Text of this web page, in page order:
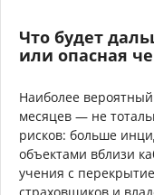
Что будет
или опасная
Наиболее
месяцев — не
рисков: больше
объектами вблизи
учения с
страховщиков и